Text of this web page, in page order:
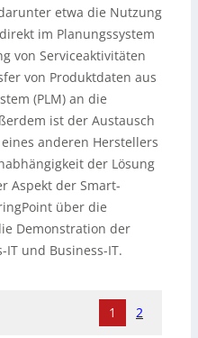
etwa die Nutzung
im Planungssystem
von Serviceaktivitäten
von Produktdaten aus
(PLM) an die
ist der Austausch
anderen Herstellers
der Lösung
Aspekt der Smart-
über die
Demonstration der
IT und Business-IT.
1 2